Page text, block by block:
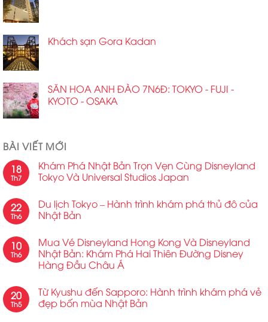
Khách sạn Gora Kadan
SĂN HOA ANH ĐÀO 7N6Đ: TOKYO - FUJI -
KYOTO - OSAKA
BÀI VIẾT MỚI
18
Th7
Khám Phá Nhật Bản Trọn Vẹn Cùng Disneyland
Tokyo Và Universal Studios Japan
22
Th6
Du lịch Tokyo – Hành trình khám phá thủ đô của
Nhật Bản
10
Th6
Mua Vé Disneyland Hong Kong Và Disneyland
Nhật Bản: Khám Phá Hai Thiên Đường Disney
Hàng Đầu Châu Á
20
Th5
Từ Kyushu đến Sapporo: Hành trình khám phá vẻ
đẹp bốn mùa Nhật Bản